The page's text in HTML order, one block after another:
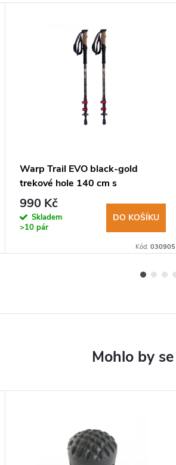
Warp Trail EVO black-gold
trekové hole 140 cm s
komfortním rychloupínáním
990 Kč
Skladem
>10 pár
DO KOŠÍKU
Kód: 030905